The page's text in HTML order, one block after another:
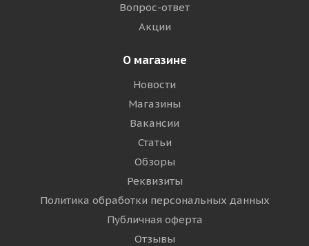
Вопрос-ответ
Акции
О магазине
Новости
Магазины
Вакансии
Статьи
Обзоры
Реквизиты
Политика обработки персональных данных
Публичная оферта
Отзывы